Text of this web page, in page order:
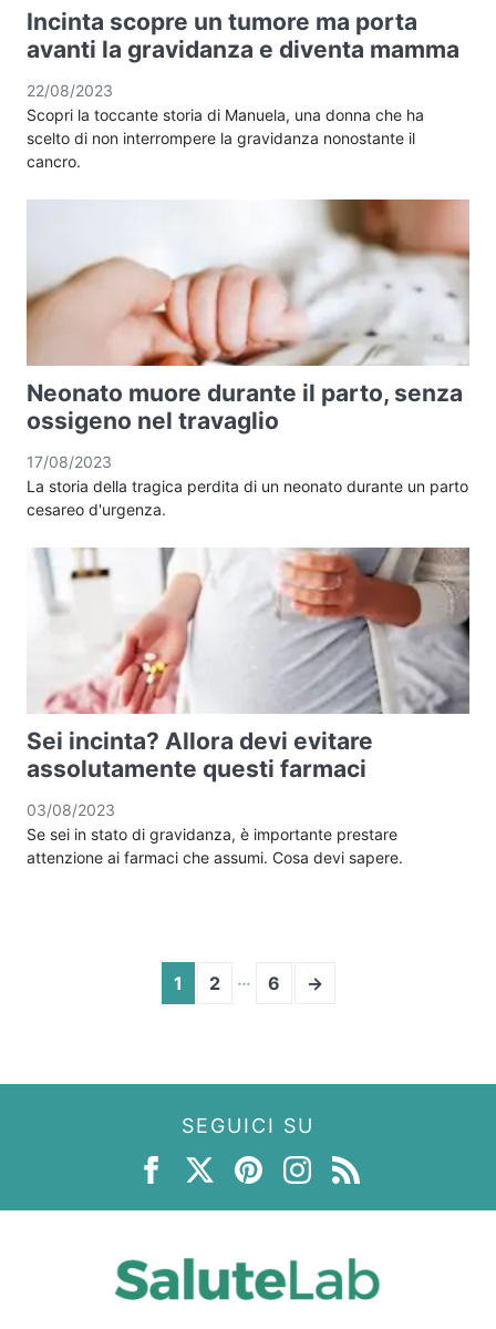
Incinta scopre un tumore ma porta
avanti la gravidanza e diventa mamma
22/08/2023
Scopri la toccante storia di Manuela, una donna che ha
scelto di non interrompere la gravidanza nonostante il
cancro.
Neonato muore durante il parto, senza
ossigeno nel travaglio
17/08/2023
La storia della tragica perdita di un neonato durante un parto
cesareo d'urgenza.
Sei incinta? Allora devi evitare
assolutamente questi farmaci
03/08/2023
Se sei in stato di gravidanza, è importante prestare
attenzione ai farmaci che assumi. Cosa devi sapere.
1 2 … 6 →
SEGUICI SU